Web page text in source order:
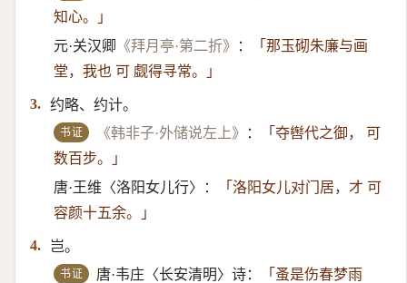
知心。」
元·关汉卿 《拜月亭·第二折》 ：
「那玉砌朱廉与画
堂，我也 可 觑得寻常。」
3. 约略、约计。
书证 《韩非子·外储说左上》 ：
「夺辔代之御， 可
数百步。」
唐·王维〈洛阳女儿行〉：
「洛阳女儿对门居，才 可
容颜十五余。」
4. 岂。
书证 唐·韦庄〈长安清明〉诗：
「蚤是伤春梦雨